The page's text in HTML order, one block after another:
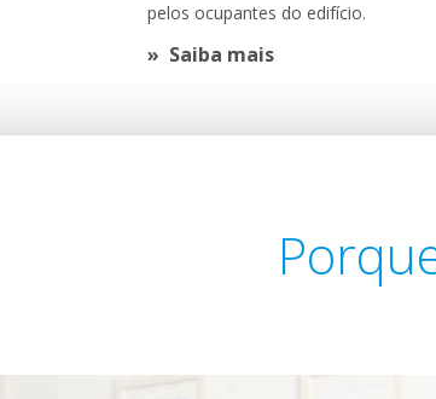
pelos ocupantes do edifício.
Saiba mais